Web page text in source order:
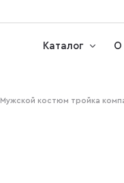
Каталог О
Мужской костюм тройка